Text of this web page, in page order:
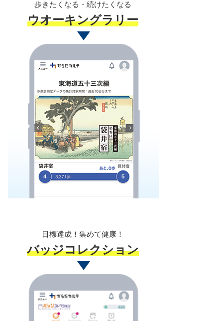
歩きたくなる・続けたくなる
ウオーキングラリー
目標達成！集めて健康！
バッジコレクション